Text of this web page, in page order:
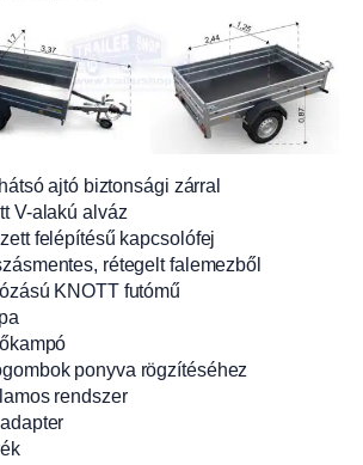
ajtó biztonsági zárral
V-alakú alváz
felépítésű kapcsolófej
rétegelt falemezből
KNOTT futómű
ponyva rögzítéséhez
rendszer